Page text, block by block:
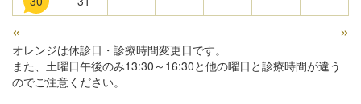
« »
オレンジは休診日・診療時間変更日です。
また、土曜日午後のみ13:30～16:30と他の曜日と診療時間が違う
のでご注意ください。